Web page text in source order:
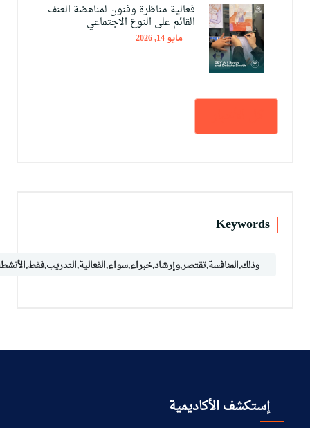
فعالية مناظرة وفنون لمناهضة العنف
القائم على النوع الاجتماعي
مايو 14, 2026
Keywords
إستكشف الأكاديمية